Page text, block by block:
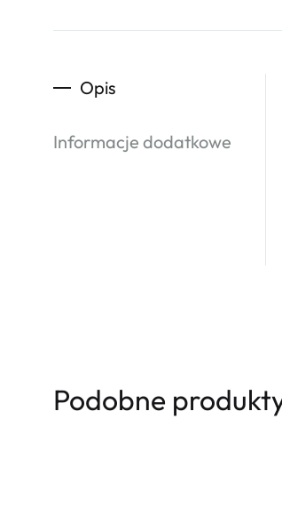
Opis
Informacje dodatkowe
Podobne